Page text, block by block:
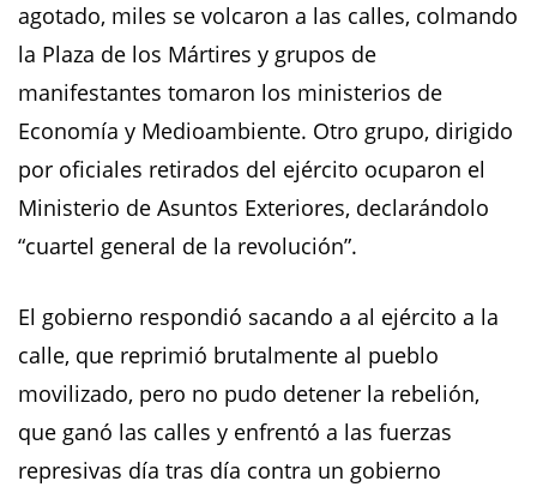
agotado, miles se volcaron a las calles, colmando
la Plaza de los Mártires y grupos de
manifestantes tomaron los ministerios de
Economía y Medioambiente. Otro grupo, dirigido
por oficiales retirados del ejército ocuparon el
Ministerio de Asuntos Exteriores, declarándolo
“cuartel general de la revolución”.
El gobierno respondió sacando a al ejército a la
calle, que reprimió brutalmente al pueblo
movilizado, pero no pudo detener la rebelión,
que ganó las calles y enfrentó a las fuerzas
represivas día tras día contra un gobierno